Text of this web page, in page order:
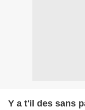
Y a t'il des sans